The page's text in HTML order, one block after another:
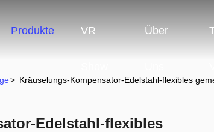
Produkte VR Über
> Kräuselungs-Kompensator-Edelstahl-flexibles
Edelstahl-flexibles